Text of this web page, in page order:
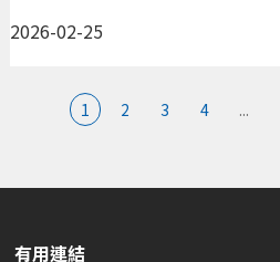
2026-02-25
1 2 3 4 ...
有用連結